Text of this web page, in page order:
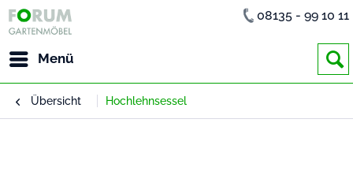
Menü
08135 - 99 10 11
Übersicht Hochlehnsessel